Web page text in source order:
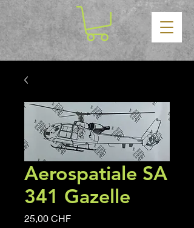
Aerospatiale SA
341 Gazelle
25,00 CHFPrezzo